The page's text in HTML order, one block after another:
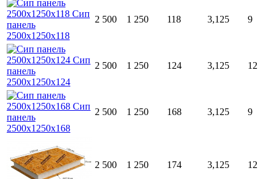
2 500 1 250 118 3,125 9
2 500 1 250 124 3,125 12
2 500 1 250 168 3,125 9
2 500 1 250 174 3,125 12